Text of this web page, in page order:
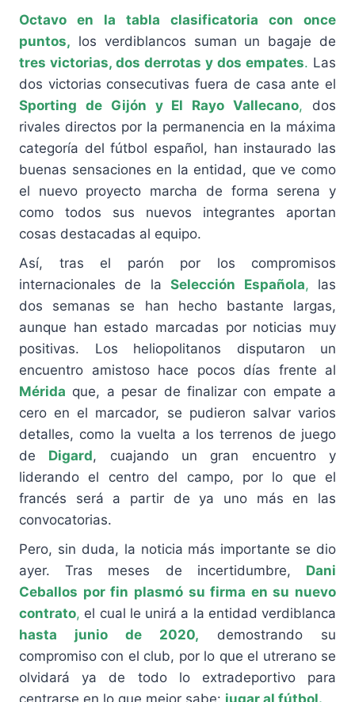
Octavo en la tabla clasificatoria con once
puntos, los verdiblancos suman un bagaje de
tres victorias, dos derrotas y dos empates. Las
dos victorias consecutivas fuera de casa ante el
Sporting de Gijón y El Rayo Vallecano, dos
rivales directos por la permanencia en la máxima
categoría del fútbol español, han instaurado las
buenas sensaciones en la entidad, que ve como
el nuevo proyecto marcha de forma serena y
como todos sus nuevos integrantes aportan
cosas destacadas al equipo.
Así, tras el parón por los compromisos
internacionales de laSelección Española, las
dos semanas se han hecho bastante largas,
aunque han estado marcadas por noticias muy
positivas. Los heliopolitanos disputaron un
encuentro amistoso hace pocos días frente al
Mérida que, a pesar de finalizar con empate a
cero en el marcador, se pudieron salvar varios
detalles, como la vuelta a los terrenos de juego
de Digard, cuajando un gran encuentro y
liderando el centro del campo, por lo que el
francés será a partir de ya uno más en las
convocatorias.
Pero, sin duda, la noticia más importante se dio
ayer. Tras meses de incertidumbre, Dani
Ceballos por fin plasmó su firma en su nuevo
contrato, el cual le unirá a la entidad verdiblanca
hasta junio de 2020, demostrando su
compromiso con el club, por lo que el utrerano se
olvidará ya de todo lo extradeportivo para